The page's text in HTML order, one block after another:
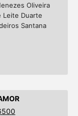
Oliveira
Leite Duarte
Santana